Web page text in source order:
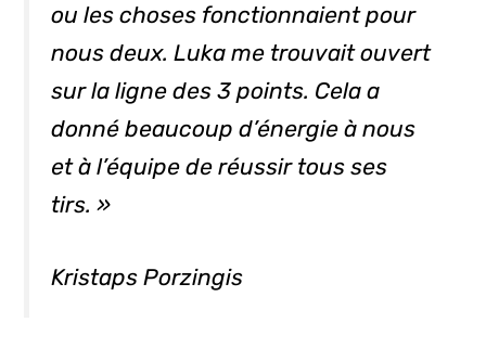
ou les choses fonctionnaient pour
nous deux. Luka me trouvait ouvert
sur la ligne des 3 points. Cela a
donné beaucoup d’énergie à nous
et à l’équipe de réussir tous ses
tirs. »
Kristaps Porzingis